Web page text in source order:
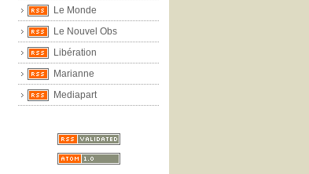
Le Monde
Le Nouvel Obs
Libération
Marianne
Mediapart